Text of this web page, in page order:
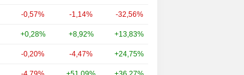
-0,57% -1,14% -32,56%
+0,28% +8,92% +13,83%
-0,20% -4,47% +24,75%